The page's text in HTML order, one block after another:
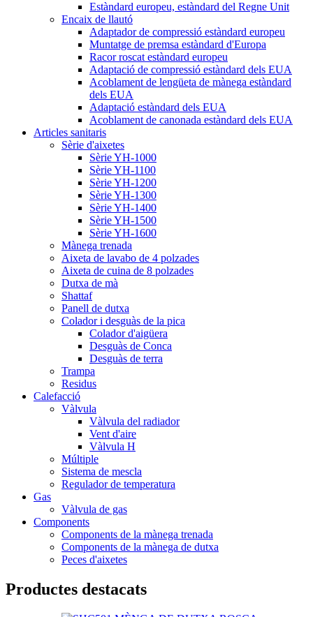
Estàndard europeu, estàndard del Regne Unit
Encaix de llautó
Adaptador de compressió estàndard europeu
Muntatge de premsa estàndard d'Europa
Racor roscat estàndard europeu
Adaptació de compressió estàndard dels EUA
Acoblament de lengüeta de mànega estàndard
dels EUA
Adaptació estàndard dels EUA
Acoblament de canonada estàndard dels EUA
Articles sanitaris
Sèrie d'aixetes
Sèrie YH-1000
Sèrie YH-1100
Sèrie YH-1200
Sèrie YH-1300
Sèrie YH-1400
Sèrie YH-1500
Sèrie YH-1600
Mànega trenada
Aixeta de lavabo de 4 polzades
Aixeta de cuina de 8 polzades
Dutxa de mà
Shattaf
Panell de dutxa
Colador i desguàs de la pica
Colador d'aigüera
Desguàs de Conca
Desguàs de terra
Trampa
Residus
Calefacció
Vàlvula
Vàlvula del radiador
Vent d'aire
Vàlvula H
Múltiple
Sistema de mescla
Regulador de temperatura
Gas
Vàlvula de gas
Components
Components de la mànega trenada
Components de la mànega de dutxa
Peces d'aixetes
Productes destacats